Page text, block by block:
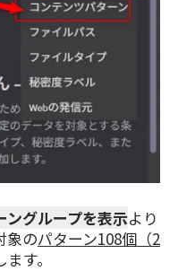
ングループを表示より
象のパターン108個（2
ます。